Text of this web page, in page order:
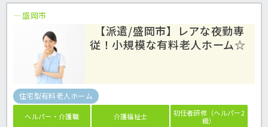
盛岡市
【派遣/盛岡市】レアな夜勤専
従！小規模な有料老人ホーム☆
住宅型有料老人ホーム
ヘルパー・介護職 介護福祉士
初任者研修（ヘルパー2
級）